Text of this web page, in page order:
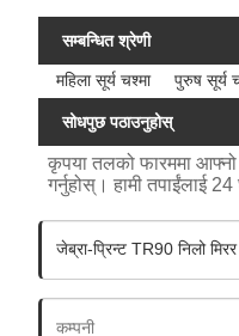
सम्बन्धित श्रेणी
महिला सूर्य चश्मा पुरुष सूर्य
सोधपुछ पठाउनुहोस्
कृपया तलको फारममा
गर्नुहोस्। हामी तपाईंलाई